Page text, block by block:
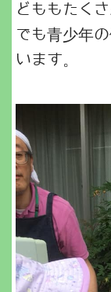
どももたく
でも青少年
います。